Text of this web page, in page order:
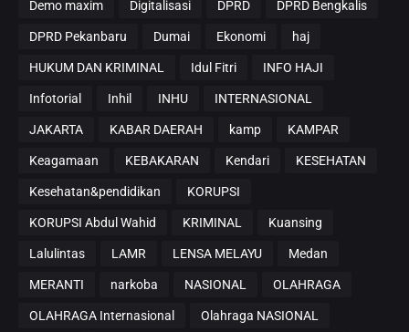
Demo maxim Digitalisasi DPRD DPRD Bengkalis
DPRD Pekanbaru Dumai Ekonomi haj
HUKUM DAN KRIMINAL Idul Fitri INFO HAJI
Infotorial Inhil INHU INTERNASIONAL
JAKARTA KABAR DAERAH kamp KAMPAR
Keagamaan KEBAKARAN Kendari KESEHATAN
Kesehatan&pendidikan KORUPSI
KORUPSI Abdul Wahid KRIMINAL Kuansing
Lalulintas LAMR LENSA MELAYU Medan
MERANTI narkoba NASIONAL OLAHRAGA
OLAHRAGA Internasional Olahraga NASIONAL